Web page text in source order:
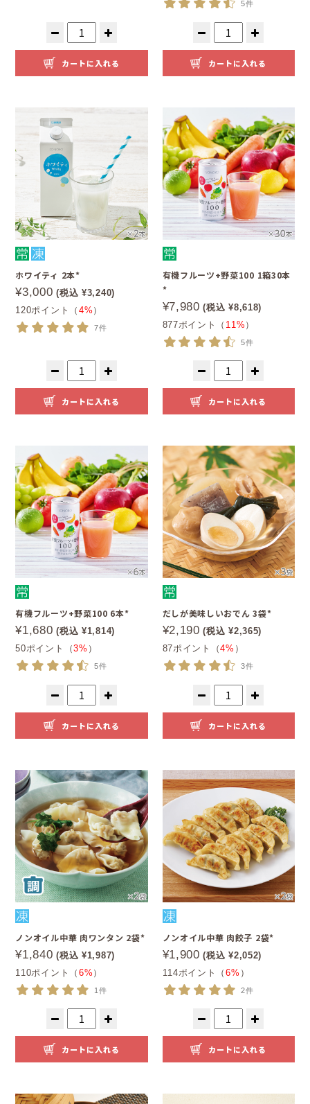
カートに入れる
5件
カートに入れる
ホワイティ 2本*
¥3,000 (税込 ¥3,240)
120ポイント（ 4% ）
7件
カートに入れる
有機フルーツ+野菜100 1箱30本
*
¥7,980 (税込 ¥8,618)
877ポイント（ 11% ）
5件
カートに入れる
有機フルーツ+野菜100 6本*
¥1,680 (税込 ¥1,814)
50ポイント（3% ）
5件
カートに入れる
だしが美味しいおでん 3袋*
¥2,190 (税込 ¥2,365)
87ポイント（4% ）
3件
カートに入れる
ノンオイル中華 肉ワンタン 2袋*
¥1,840 (税込 ¥1,987)
110ポイント（ 6% ）
1件
カートに入れる
ノンオイル中華 肉餃子 2袋*
¥1,900 (税込 ¥2,052)
114ポイント（6% ）
2件
カートに入れる